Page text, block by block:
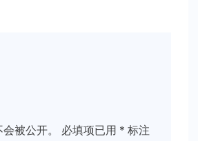
被公开。 必填项已用 * 标注